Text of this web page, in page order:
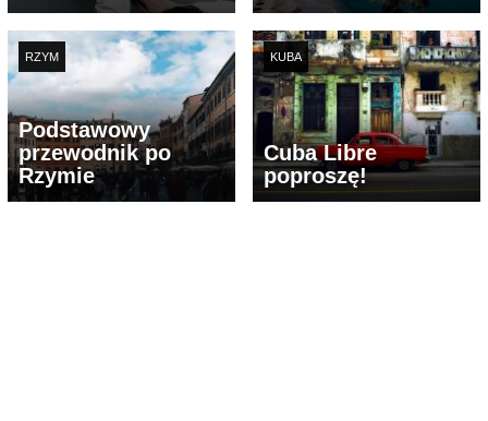
RZYM
Podstawowy
przewodnik po
Rzymie
KUBA
Cuba Libre
poproszę!